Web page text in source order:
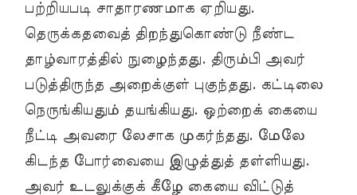
பற்றியபடி சாதாரணமாக ஏறியது.
தெருக்கதவைத் திறந்துகொண்டு நீண்ட
தாழ்வாரத்தில் நுழைந்தது. திரும்பி அவர்
படுத்திருந்த அறைக்குள் புகுந்தது. கட்டிலை
நெருங்கியதும் தயங்கியது. ஒற்றைக் கையை
நீட்டி அவரை லேசாக முகர்ந்தது. மேலே
கிடந்த போர்வையை இழுத்துத் தள்ளியது.
அவர் உடலுக்குக் கீழே கையை விட்டுத்